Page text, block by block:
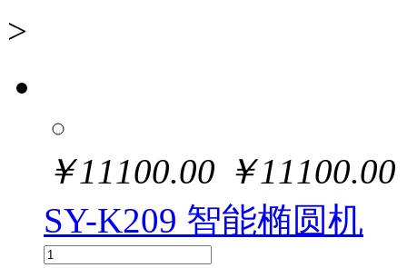
>
￥11100.00 ￥11100.00
SY-K209 智能椭圆机